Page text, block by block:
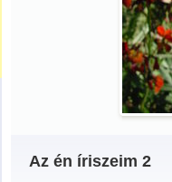
Az én íriszeim 2